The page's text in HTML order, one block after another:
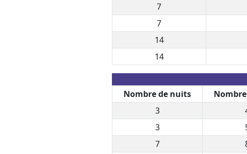
7
7
14
14
Nombre de nuits
3
3
7